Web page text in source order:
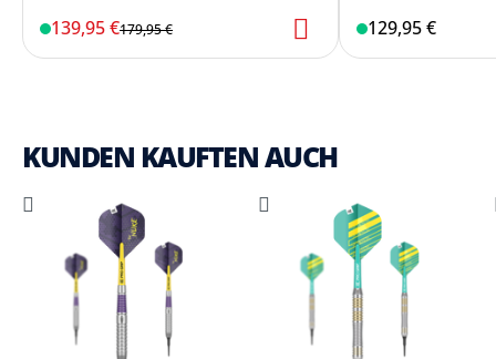
139,95 €179,95 € 129,95 €
KUNDEN KAUFTEN AUCH